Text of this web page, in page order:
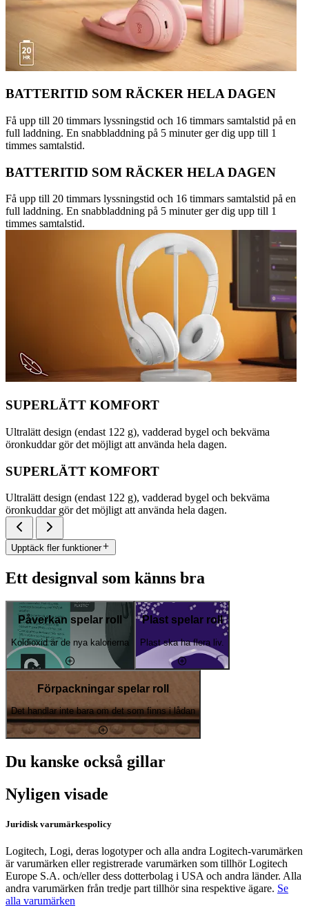
BATTERITID SOM RÄCKER HELA DAGEN
Få upp till 20 timmars lyssningstid och 16 timmars samtalstid på en
full laddning. En snabbladdning på 5 minuter ger dig upp till 1
timmes samtalstid.
BATTERITID SOM RÄCKER HELA DAGEN
Få upp till 20 timmars lyssningstid och 16 timmars samtalstid på en
full laddning. En snabbladdning på 5 minuter ger dig upp till 1
timmes samtalstid.
SUPERLÄTT KOMFORT
Ultralätt design (endast 122 g), vadderad bygel och bekväma
öronkuddar gör det möjligt att använda hela dagen.
SUPERLÄTT KOMFORT
Ultralätt design (endast 122 g), vadderad bygel och bekväma
öronkuddar gör det möjligt att använda hela dagen.
Upptäck fler funktioner
Ett designval som känns bra
Påverkan spelar roll
Koldioxid är de nya kalorierna
Plast spelar roll
Plast ska ha flera liv.
Förpackningar spelar roll
Det handlar inte bara om det som finns i lådan
Du kanske också gillar
Nyligen visade
Juridisk varumärkespolicy
Logitech, Logi, deras logotyper och alla andra Logitech-varumärken
är varumärken eller registrerade varumärken som tillhör Logitech
Europe S.A. och/eller dess dotterbolag i USA och andra länder. Alla
andra varumärken från tredje part tillhör sina respektive ägare. Se
alla varumärken